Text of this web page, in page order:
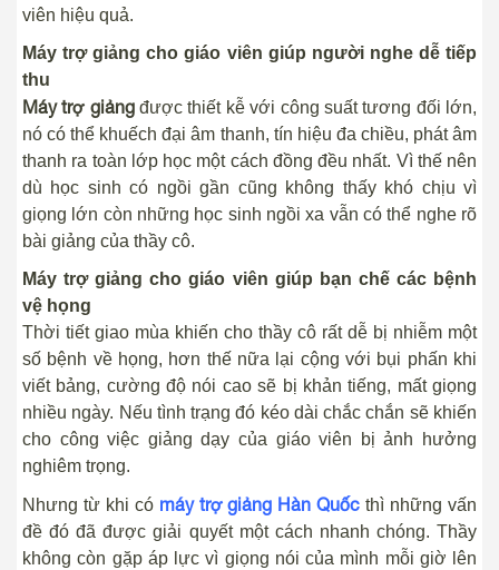
viên hiệu quả.
Máy trợ giảng cho giáo viên giúp người nghe dễ tiếp
thu
Máy trợ giảngđược thiết kễ với công suất tương đối lớn,
nó có thể khuếch đại âm thanh, tín hiệu đa chiều, phát âm
thanh ra toàn lớp học một cách đồng đều nhất. Vì thế nên
dù học sinh có ngồi gần cũng không thấy khó chịu vì
giọng lớn còn những học sinh ngồi xa vẫn có thể nghe rõ
bài giảng của thầy cô.
Máy trợ giảng cho giáo viên giúp bạn chế các bệnh
vệ họng
Thời tiết giao mùa khiến cho thầy cô rất dễ bị nhiễm một
số bệnh về họng, hơn thế nữa lại cộng với bụi phấn khi
viết bảng, cường độ nói cao sẽ bị khản tiếng, mất giọng
nhiều ngày. Nếu tình trạng đó kéo dài chắc chắn sẽ khiến
cho công việc giảng dạy của giáo viên bị ảnh hưởng
nghiêm trọng.
Nhưng từ khi có máy trợ giảng Hàn Quốc thì những vấn
đề đó đã được giải quyết một cách nhanh chóng. Thầy
không còn gặp áp lực vì giọng nói của mình mỗi giờ lên